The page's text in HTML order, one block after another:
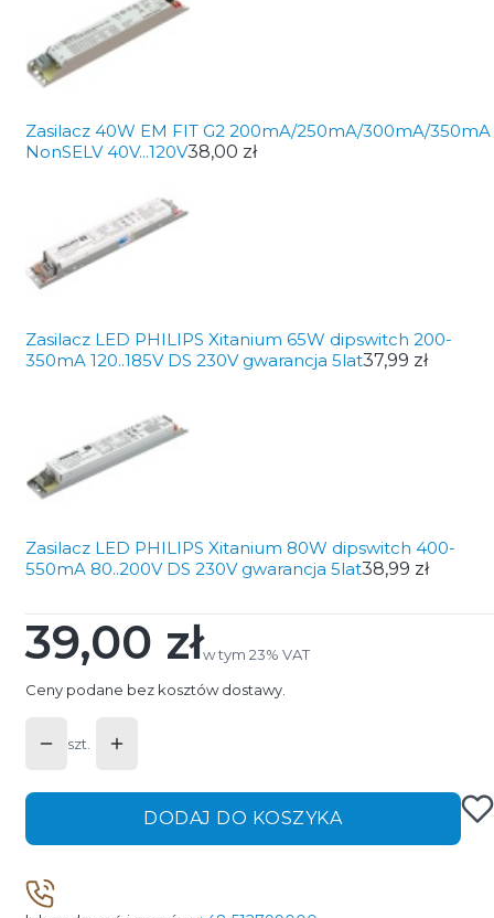
Zasilacz 40W EM FIT G2 200mA/250mA/300mA/350mA
NonSELV 40V...120V38,00 zł
Zasilacz LED PHILIPS Xitanium 65W dipswitch 200-
350mA 120..185V DS 230V gwarancja 5lat37,99 zł
Zasilacz LED PHILIPS Xitanium 80W dipswitch 400-
550mA 80..200V DS 230V gwarancja 5lat38,99 zł
Cena
39,00 złw tym 23% VAT
w tym 23% VAT
Ceny podane bez kosztów dostawy.
szt.
DODAJ DO KOSZYKA